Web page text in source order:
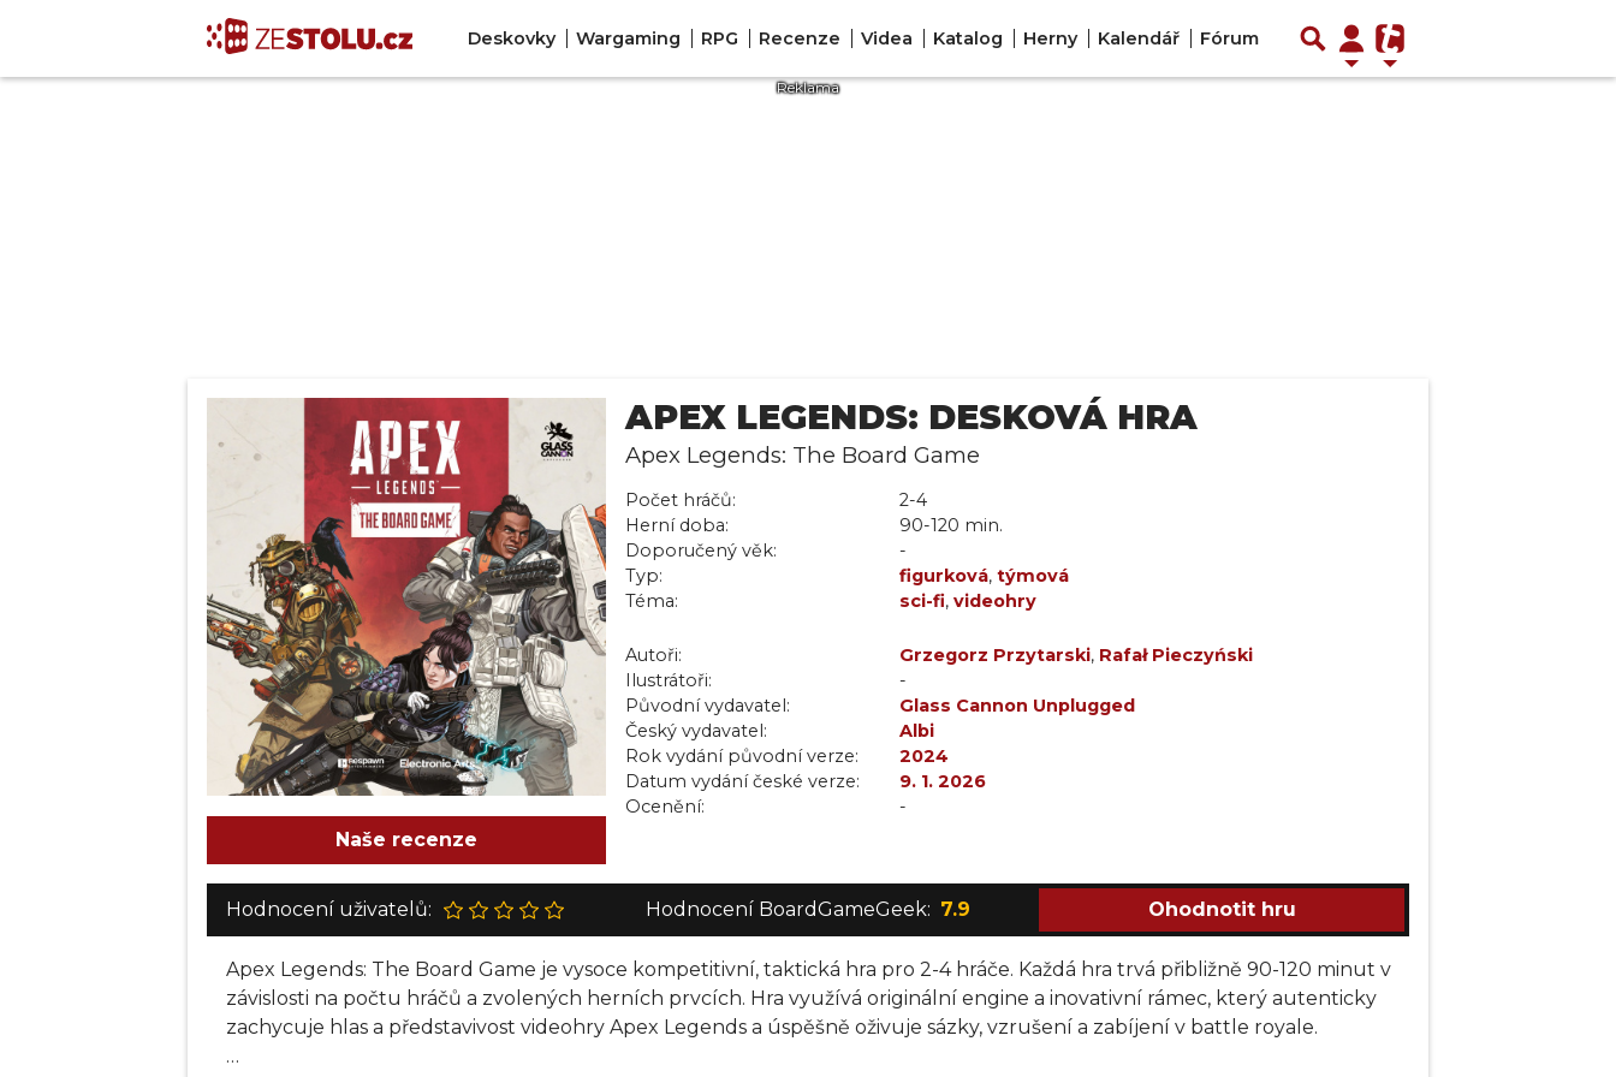
Deskovky Wargaming RPG Recenze Videa Katalog Herny Kalendář Fórum
Naše recenze
APEX LEGENDS: DESKOVÁ HRA
Apex Legends: The Board Game
Počet hráčů:
2-4
Herní doba:
90-120 min.
Doporučený věk:
-
Typ:
figurková, týmová
Téma:
sci-fi, videohry
Autoři: Grzegorz Przytarski, Rafał Pieczyński
Ilustrátoři:
-
Původní vydavatel:
Glass Cannon Unplugged
Český vydavatel:
Albi
Rok vydání původní verze:
2024
Datum vydání české verze:
9. 1. 2026
Ocenění:
-
Hodnocení uživatelů: Hodnocení BoardGameGeek: 7.9 Ohodnotit hru
Apex Legends: The Board Game je vysoce kompetitivní, taktická hra pro 2-4 hráče. Každá hra trvá přibližně 90-120 minut v
závislosti na počtu hráčů a zvolených herních prvcích. Hra využívá originální engine a inovativní rámec, který autenticky
zachycuje hlas a představivost videohry Apex Legends a úspěšně oživuje sázky, vzrušení a zabíjení v battle royale.